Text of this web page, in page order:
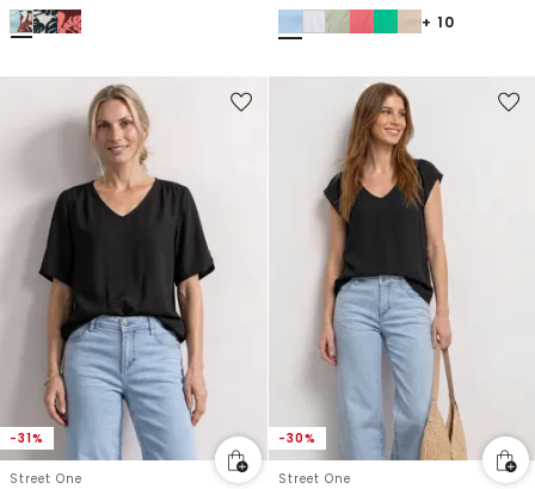
+ 10
-31%
Street One
-30%
Street One